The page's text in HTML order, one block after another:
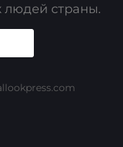
людей страны.